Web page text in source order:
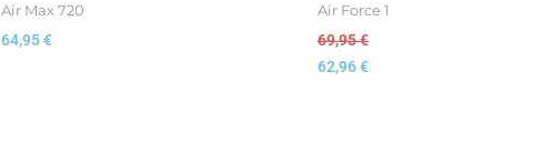
Air Max 720
64,95€
Air Force 1
69,95€
62,96€